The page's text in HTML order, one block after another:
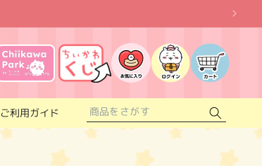
ご利用ガイド
入
り
ス
ト
グ
イ
カ
ー
ト